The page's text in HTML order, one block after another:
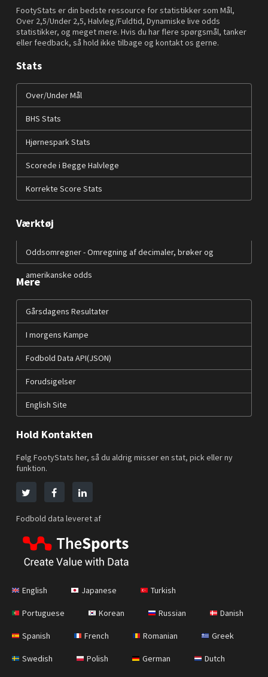
FootyStats er din bedste ressource for statistikker som Mål,
Over 2,5/Under 2,5, Halvleg/Fuldtid, Dynamiske live odds
statistikker, og meget mere. Hvis du har flere spørgsmål, tanker
eller feedback, så hold ikke tilbage og kontakt os gerne.
Stats
Over/Under Mål
BHS Stats
Hjørnespark Stats
Scorede i Begge Halvlege
Korrekte Score Stats
Værktøj
Oddsomregner - Omregning af decimaler, brøker og
amerikanske odds
Mere
Gårsdagens Resultater
I morgens Kampe
Fodbold Data API(JSON)
Forudsigelser
English Site
Hold Kontakten
Følg FootyStats her, så du aldrig misser en stat, pick eller ny
funktion.
Fodbold data leveret af
English Japanese Turkish
Portuguese Korean Russian Danish
Spanish French Romanian Greek
Swedish Polish German Dutch